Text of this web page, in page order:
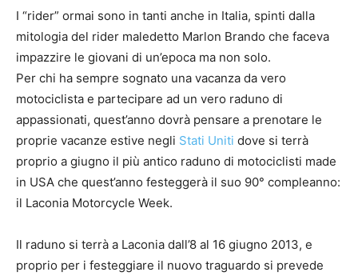
I “rider” ormai sono in tanti anche in Italia, spinti dalla
mitologia del rider maledetto Marlon Brando che faceva
impazzire le giovani di un’epoca ma non solo.
Per chi ha sempre sognato una vacanza da vero
motociclista e partecipare ad un vero raduno di
appassionati, quest’anno dovrà pensare a prenotare le
proprie vacanze estive negli Stati Uniti dove si terrà
proprio a giugno il più antico raduno di motociclisti made
in USA che quest’anno festeggerà il suo 90° compleanno:
il Laconia Motorcycle Week.
Il raduno si terrà a Laconia dall’8 al 16 giugno 2013, e
proprio per i festeggiare il nuovo traguardo si prevede